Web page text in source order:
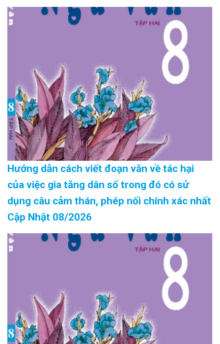
Hướng dẫn cách viết đoạn văn về tác hại
của việc gia tăng dân số trong đó có sử
dụng câu cảm thán, phép nối chính xác nhất
Cập Nhật 08/2026